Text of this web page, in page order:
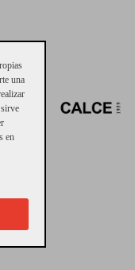
una
en